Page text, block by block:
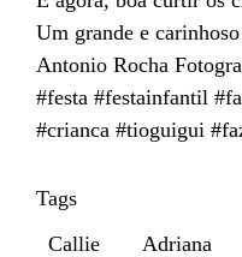
Um grande e
Antonio Rocha
#festa #festainfantil
#crianca #tioguigui
Tags
Callie
Adriana